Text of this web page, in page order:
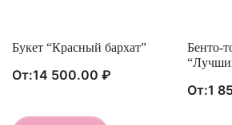
Быстрый Просмотр
Букет “Красный бархат”
От:14 500.00 ₽
Бенто-
От:1